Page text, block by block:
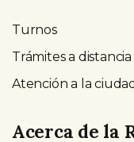
Turnos
Trámites a distancia
Atención a la
Acerca de la